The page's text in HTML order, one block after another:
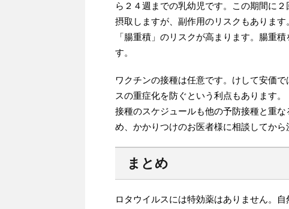
ら２４週までの乳幼児です。この期間に
摂取しますが、副作用のリスクもありま
「腸重積」のリスクが高まります。腸重
す。
ワクチンの接種は任意です。けして安価
スの重症化を防ぐという利点もあります。
接種のスケジュールも他の予防接種と重
め、かかりつけのお医者様に相談してから
まとめ
ロタウイルスには特効薬はありません。